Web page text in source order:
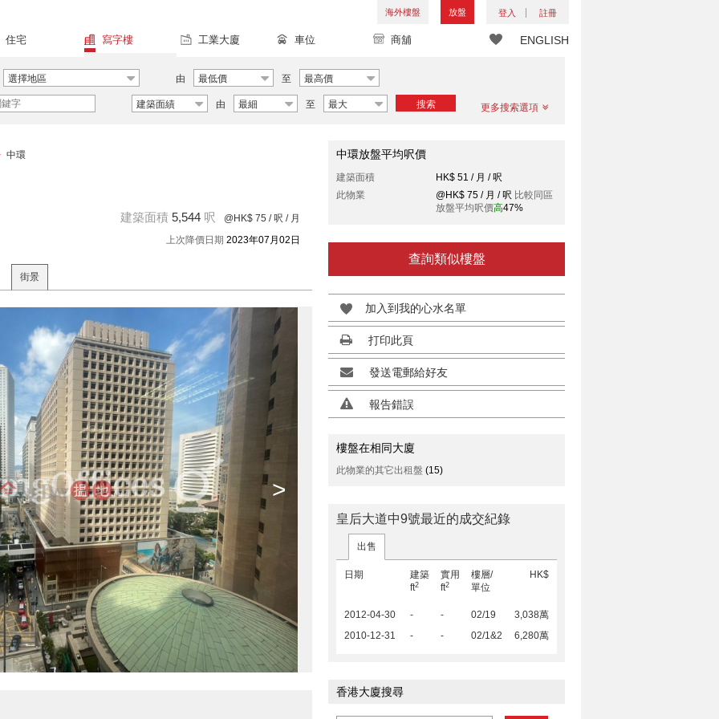
海外樓盤 放盤 登入 註冊
ENGLISH
住宅 寫字樓 工業大廈 車位 商舖
選擇地區 由 最低價 至 最高價
建築面績 由 最細 至 最大 搜索 更多搜索選項
中環
建築面積 5,544 呎 @HK$ 75 / 呎 / 月
上次降價日期 2023年07月02日
街景
>
中環放盤平均呎價
建築面積
HK$ 51 / 月 / 呎
此物業
@HK$ 75 / 月 / 呎 比較同區
放盤平均呎價高47%
查詢類似樓盤
加入到我的心水名單
打印此頁
發送電郵給好友
報告錯誤
樓盤在相同大廈
此物業的其它出租盤 (15)
皇后大道中9號最近的成交紀錄
出售
日期
建築
ft2
實用
ft2
樓層/
單位
HK$
2012-04-30 - - 02/19
3,038萬
2010-12-31
- - 02/1&2 6,280萬
香港大廈搜尋